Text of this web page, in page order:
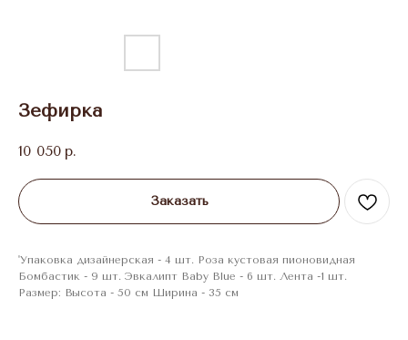
Зефирка
10 050 р.
Заказать
'Упаковка дизайнерская - 4 шт. Роза кустовая пионовидная
Бомбастик - 9 шт. Эвкалипт Baby Blue - 6 шт. Лента -1 шт.
Размер: Высота - 50 см Ширина - 35 см